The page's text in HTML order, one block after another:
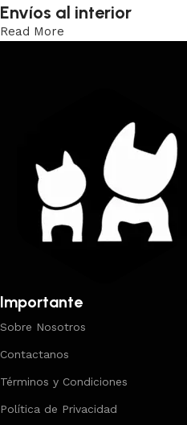
Envíos al interior
Read More
Importante
Sobre Nosotros
Contactanos
Términos y Condiciones
Política de Privacidad